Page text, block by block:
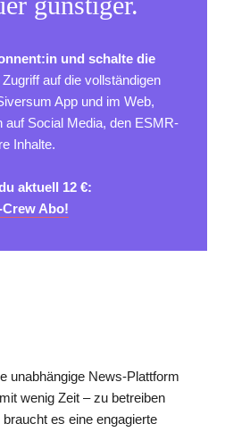
und schalte die
auf die vollständigen
App und im Web,
auf Social Media, den ESMR-
Inhalte.
aktuell 12 €:
Abo!
unabhängige News-Plattform
wenig Zeit – zu betreiben
es eine engagierte